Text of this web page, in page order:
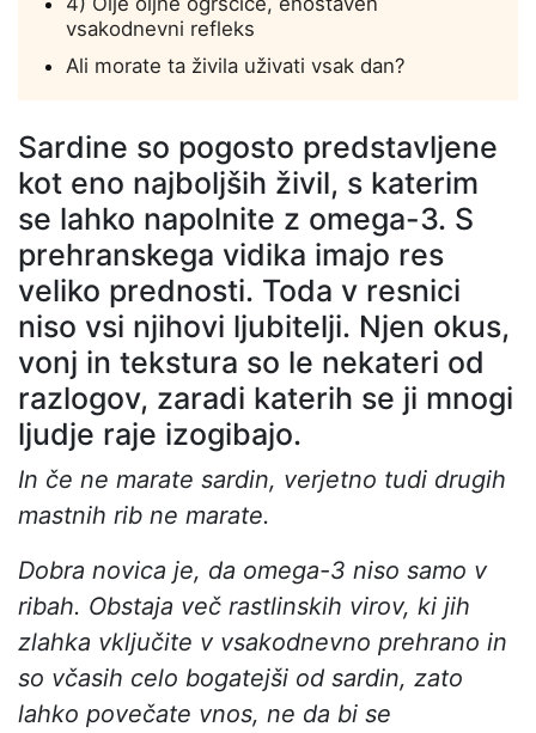
vsakodnevni refleks
Ali morate ta živila uživati vsak dan?
Sardine so pogosto predstavljene
kot eno najboljših živil, s katerim
se lahko napolnite z omega-3. S
prehranskega vidika imajo res
veliko prednosti. Toda v resnici
niso vsi njihovi ljubitelji. Njen okus,
vonj in tekstura so le nekateri od
razlogov, zaradi katerih se ji mnogi
ljudje raje izogibajo.
In če ne marate sardin, verjetno tudi drugih
mastnih rib ne marate.
Dobra novica je, da omega-3 niso samo v
ribah. Obstaja več rastlinskih virov, ki jih
zlahka vključite v vsakodnevno prehrano in
so včasih celo bogatejši od sardin, zato
lahko povečate vnos, ne da bi se